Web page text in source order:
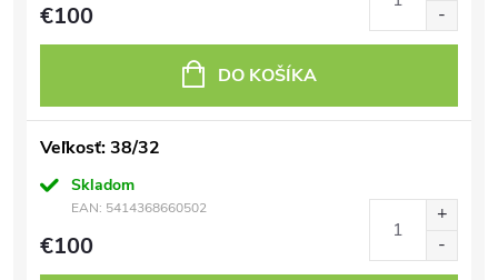
€100
DO KOŠÍKA
Veľkosť: 38/32
Skladom
EAN: 5414368660502
€100